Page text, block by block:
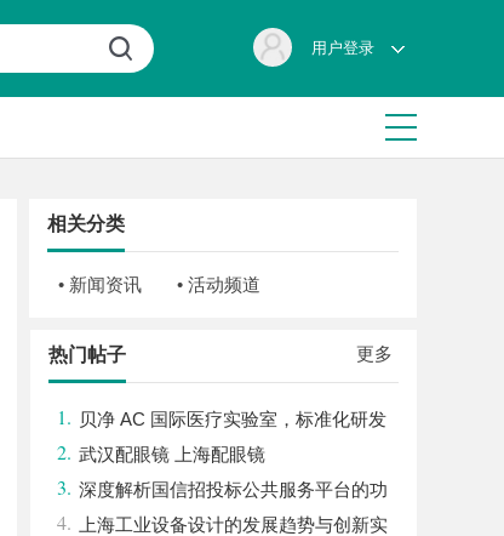
用户登录
相关分类
• 新闻资讯 • 活动频道
更多
热门帖子
1. 贝净 AC 国际医疗实验室，标准化研发
体系全解析
2. 武汉配眼镜 上海配眼镜
3. 深度解析国信招投标公共服务平台的功
能与优势
4.
上海工业设备设计的发展趋势与创新实